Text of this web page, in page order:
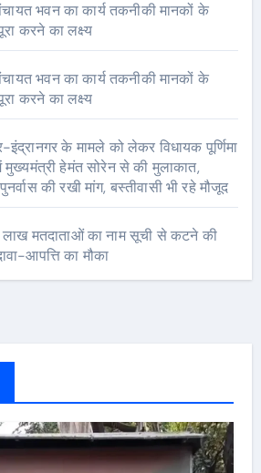
भवन का कार्य तकनीकी मानकों के
करने का लक्ष्य
भवन का कार्य तकनीकी मानकों के
करने का लक्ष्य
के मामले को लेकर विधायक पूर्णिमा
मुख्यमंत्री हेमंत सोरेन से की मुलाकात,
की रखी मांग, बस्तीवासी भी रहे मौजूद
लाख मतदाताओं का नाम सूची से कटने की
आपत्ति का मौका